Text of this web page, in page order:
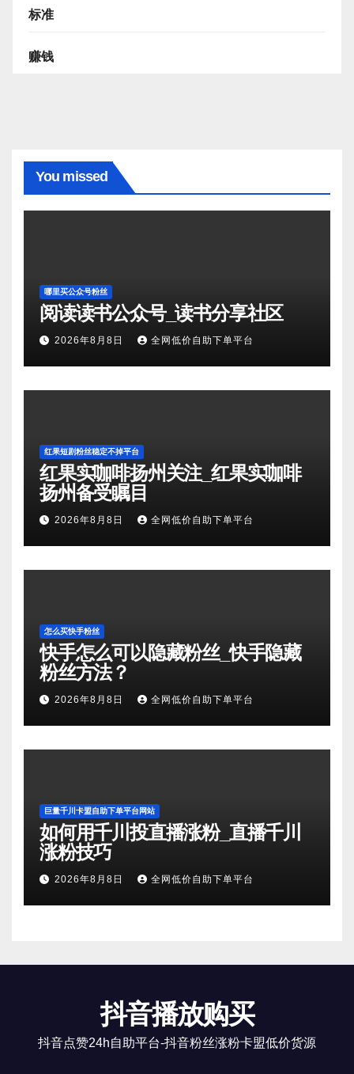
标准
赚钱
You missed
哪里买公众号粉丝
阅读读书公众号_读书分享社区
2026年8月8日 全网低价自助下单平台
红果短剧粉丝稳定不掉平台
红果实咖啡扬州关注_红果实咖啡
扬州备受瞩目
2026年8月8日 全网低价自助下单平台
怎么买快手粉丝
快手怎么可以隐藏粉丝_快手隐藏
粉丝方法？
2026年8月8日 全网低价自助下单平台
巨量千川卡盟自助下单平台网站
如何用千川投直播涨粉_直播千川
涨粉技巧
2026年8月8日 全网低价自助下单平台
抖音播放购买
抖音点赞24h自助平台-抖音粉丝涨粉卡盟低价货源